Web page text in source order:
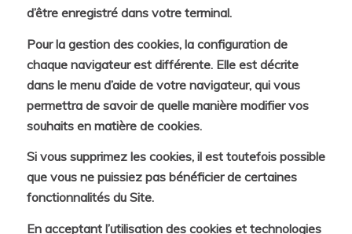
d’être enregistré dans votre terminal.
Pour la gestion des cookies, la configuration de
chaque navigateur est différente. Elle est décrite
dans le menu d’aide de votre navigateur, qui vous
permettra de savoir de quelle manière modifier vos
souhaits en matière de cookies.
Si vous supprimez les cookies, il est toutefois possible
que vous ne puissiez pas bénéficier de certaines
fonctionnalités du Site.
En acceptant l’utilisation des cookies et technologies